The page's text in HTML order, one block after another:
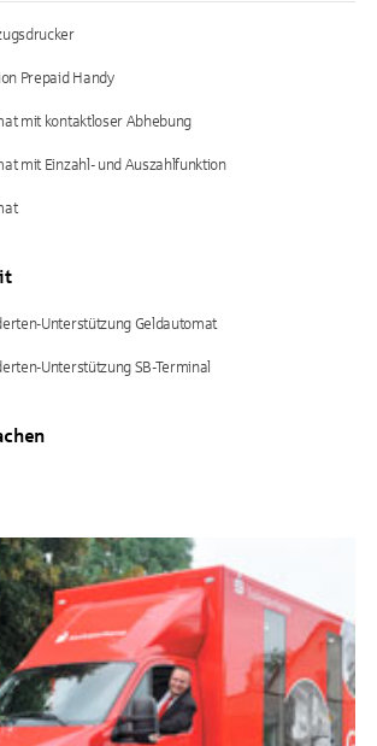
Prepaid Handy
mit kontaktloser Abhebung
mit Einzahl- und Auszahlfunktion
Unterstützung Geldautomat
Unterstützung SB-Terminal